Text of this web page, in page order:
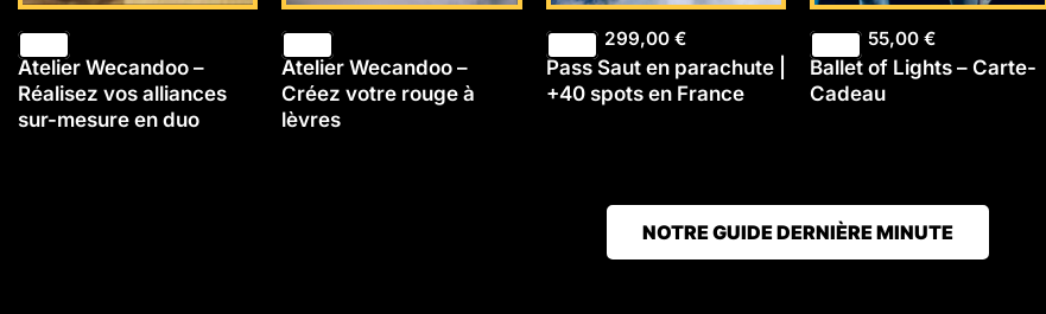
Atelier Wecandoo –
Réalisez vos alliances
sur-mesure en duo
Atelier Wecandoo –
Créez votre rouge à
lèvres
299,00 €
Pass Saut en parachute |
+40 spots en France
55,00 €
Ballet of Lights – Carte-
Cadeau
NOTRE GUIDE DERNIÈRE MINUTE